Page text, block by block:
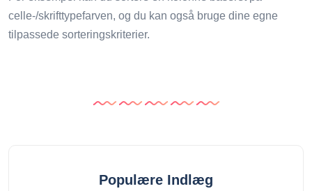
celle-/skrifttypefarven, og du kan også bruge dine egne
tilpassede sorteringskriterier.
Populære Indlæg